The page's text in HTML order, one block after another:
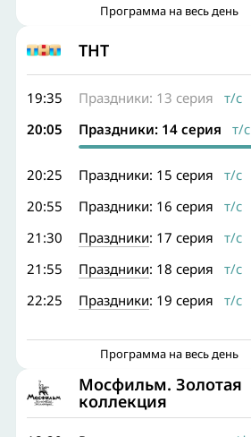
Программа на весь день
ТНТ
19:35 Праздники: 13 серия т/с
20:05
Праздники: 14 серия т/с
20:25 Праздники: 15 серия т/с
20:55
Праздники: 16 серия т/с
21:30
Праздники: 17 серия т/с
21:55
Праздники: 18 серия т/с
22:25
Праздники: 19 серия т/с
Программа на весь день
Мосфильм. Золотая
коллекция